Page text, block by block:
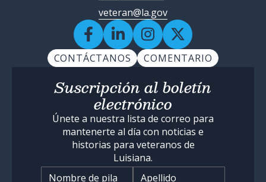
veteran@la.gov
CONTÁCTANOS COMENTARIO
Suscripción al boletín
electrónico
Únete a nuestra lista de correo para
mantenerte al día con noticias e
historias para veteranos de
Luisiana.
Nombre